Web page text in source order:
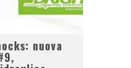
nuova